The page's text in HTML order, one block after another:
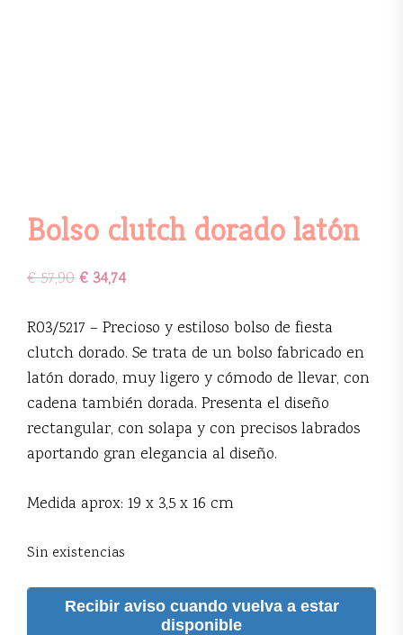
Bolso clutch dorado latón
€57,90€ 34,74
R03/5217 – Precioso y estiloso bolso de fiesta
clutch dorado. Se trata de un bolso fabricado en
latón dorado, muy ligero y cómodo de llevar, con
cadena también dorada. Presenta el diseño
rectangular, con solapa y con precisos labrados
aportando gran elegancia al diseño.
Medida aprox: 19 x 3,5 x 16 cm
Sin existencias
Recibir aviso cuando vuelva a estar
disponible